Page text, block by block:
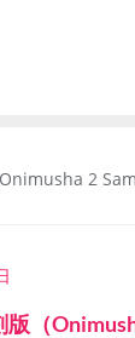
版（